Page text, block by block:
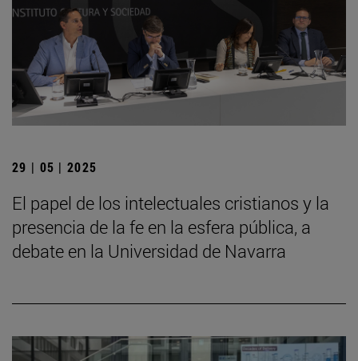
29 | 05 | 2025
El papel de los intelectuales cristianos y la
presencia de la fe en la esfera pública, a
debate en la Universidad de Navarra